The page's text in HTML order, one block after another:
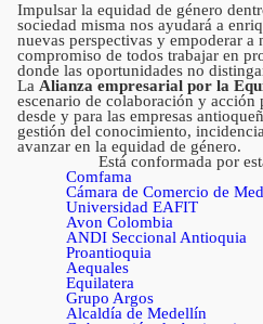
Impulsar la equidad de género
sociedad misma nos ayudará a
nuevas perspectivas y empoderar a
compromiso de todos trabajar en
donde las oportunidades no
La Alianza empresarial por la
escenario de colaboración y acción
desde y para las empresas
gestión del conocimiento,
avanzar en la equidad de género.
Está conformada por
Comfama
Cámara de Comercio de
Universidad EAFIT
Avon Colombia
ANDI Seccional Antioquia
Proantioquia
Aequales
Equilatera
Grupo Argos
Alcaldía de Medellín